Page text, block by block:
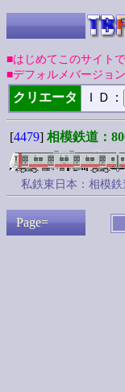
■はじめてこのサイト
■デフォルメバージョ
クリエータ ＩＤ：
[4479] 相模鉄道：
私鉄東日本：相模
Page=